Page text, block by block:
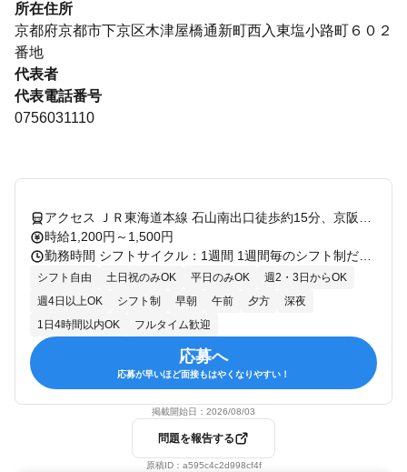
所在住所
京都府京都市下京区木津屋橋通新町西入東塩小路町６０２
番地
代表者
代表電話番号
0756031110
時給1,200円～1,500円
シフト自由 土日祝のみOK 平日のみOK
週2・3日からOK
週4日以上OK
シフト制 早朝 午前 夕方
深夜
1日4時間以内OK
フルタイム歓迎
応募へ
応募が早いほど面接もはやくなりやすい！
掲載開始日： 2026/08/03
問題を報告する
原稿ID： a595c4c2d998cf4f